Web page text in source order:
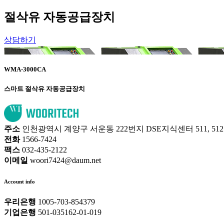
절삭유 자동공급장치
상담하기
WMA-3000CA
스마트 절삭유 자동공급장치
주소 인천광역시 계양구 서운동 222번지 DSE지식센터 511,
전화1566-7424
팩스 032-435-2122
이메일 woori7424@daum.net
Account info
우리은행 1005-703-854379
기업은행 501-035162-01-019